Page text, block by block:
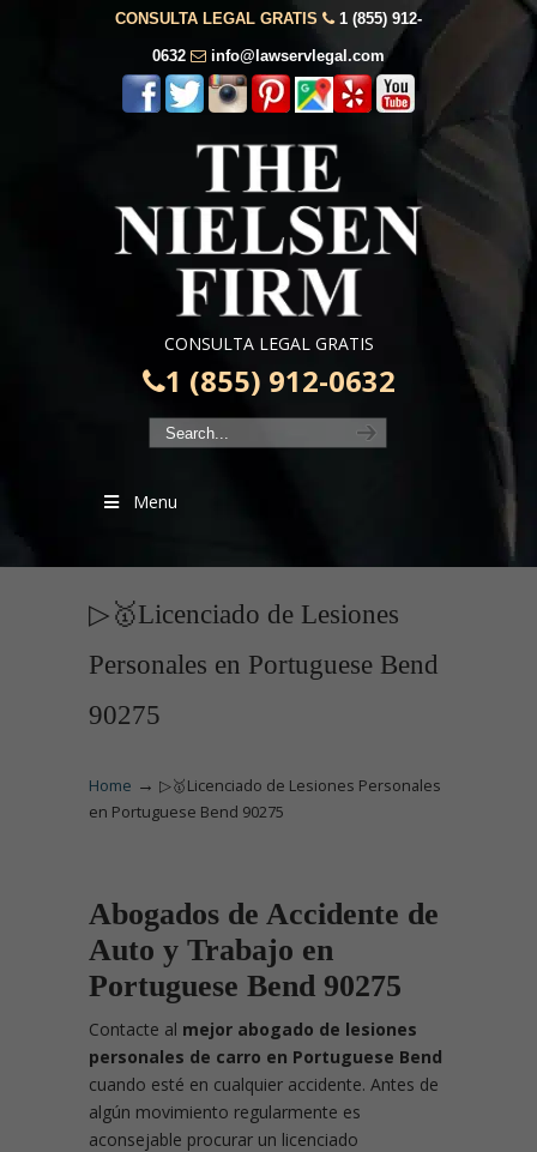
CONSULTA LEGAL GRATIS 1 (855) 912-
0632 info@lawservlegal.com
CONSULTA LEGAL GRATIS
1 (855) 912-0632
Menu
▷🥇Licenciado de Lesiones
Personales en Portuguese Bend
90275
Home → ▷🥇Licenciado de Lesiones Personales
en Portuguese Bend 90275
Abogados de Accidente de
Auto y Trabajo en
Portuguese Bend 90275
Contacte al mejor abogado de lesiones
personales de carro en Portuguese Bend
cuando esté en cualquier accidente. Antes de
algún movimiento regularmente es
aconsejable procurar un licenciado